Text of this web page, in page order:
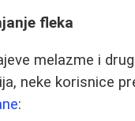
fleka
melazme i
neke korisnice
: